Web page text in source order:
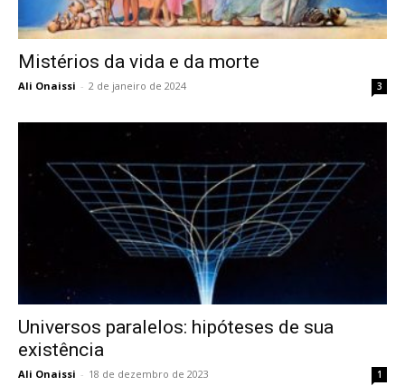
Mistérios da vida e da morte
Ali Onaissi - 2 de janeiro de 2024 3
Universos paralelos: hipóteses de sua
existência
Ali Onaissi - 18 de dezembro de 2023 1